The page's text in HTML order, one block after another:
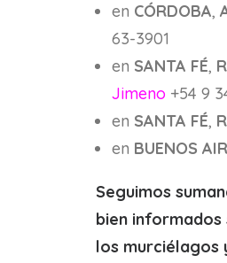
en CÓRDOBA,
63-3901
en SANTA FÉ,
Jimeno +54 9
en SANTA FÉ,
en BUENOS
Seguimos
bien
los